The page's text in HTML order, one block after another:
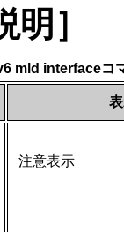
明］
mld interfaceコ
注意表示